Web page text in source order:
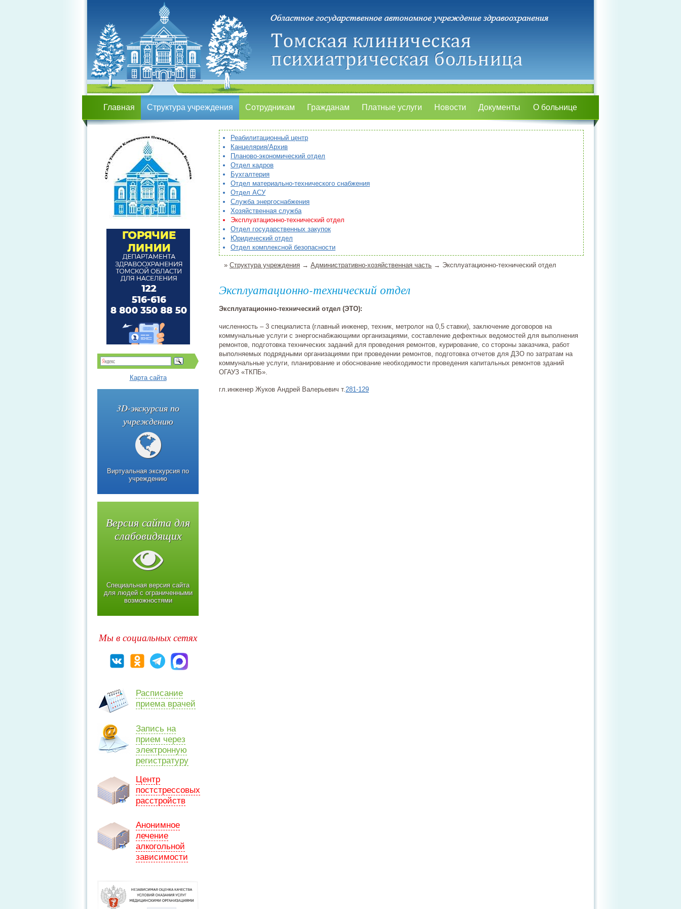
Главная Структура учреждения Сотрудникам Гражданам Платные услуги Новости Документы О больнице
Реабилитационный центр
Канцелярия/Архив
Планово-экономический отдел
Отдел кадров
Бухгалтерия
Отдел материально-технического снабжения
Отдел АСУ
Служба энергоснабжения
Хозяйственная служба
Эксплуатационно-технический отдел
Отдел государственных закупок
Юридический отдел
Отдел комплексной безопасности
» Структура учреждения → Административно-хозяйственная часть → Эксплуатационно-технический отдел
Эксплуатационно-технический отдел
Эксплуатационно-технический отдел (ЭТО):
численность – 3 специалиста (главный инженер, техник, метролог на 0,5 ставки), заключение договоров на
коммунальные услуги с энергоснабжающими организациями, составление дефектных ведомостей для выполнения
ремонтов, подготовка технических заданий для проведения ремонтов, курирование, со стороны заказчика, работ
выполняемых подрядными организациями при проведении ремонтов, подготовка отчетов для ДЗО по затратам на
коммунальные услуги, планирование и обоснование необходимости проведения капитальных ремонтов зданий
ОГАУЗ «ТКПБ».
гл.инженер Жуков Андрей Валерьевич т.281-129
Карта сайта
3D-экскурсия по
учреждению
Виртуальная экскурсия по
учреждению
Версия сайта для
слабовидящих
Специальная версия сайта
для людей с ограниченными
возможностями
Мы в социальных сетях
Расписание
приема врачей
Запись на
прием через
электронную
регистратуру
Центр
постстрессовых
расстройств
Анонимное
лечение
алкогольной
зависимости